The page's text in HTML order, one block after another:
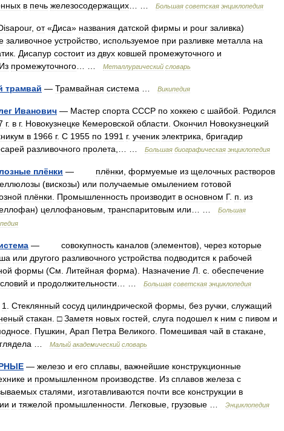
в печь железосодержащих Большая советская энциклопедия
, от«Диса» названия датской фирмы и pour заливка)
заливочное устройство используемое при разливке металла на
Дисапур состоит из двух ковшей промежуточного и
Из промежуточного Металлургический словарь
трамвай — Трамвайная система Википедия
Иванович — Мастер спорта СССР по хоккею с шайбой
Родился
г. в г. Новокузнецке Кемеровской области Окончил Новокузнецкий
в 1966 г. С 1955 по 1991 г. ученик электрика бригадир
разливочного пролета Большая биографическая энциклопедия
плёнки — плёнки формуемые из щелочных растворов
(вискозы) или получаемые омылением готовой
плёнки Промышленность производит в основном Г. п
из
) целлофановым транспаритовым или
Большая
— совокупность каналов (элементов), через которые
или другого разливочного устройства подводится к рабочей
формы (См Литейная форма). Назначение Л с обеспечение
и продолжительности Большая советская энциклопедия
1 Стеклянный сосуд цилиндрической формы без ручки служащий
стакан □ Заметя новых гостей слуга подошел к ним с пивом и
Пушкин Арап Петра Великого Помешивая чай в стакане
глядела Малый академический словарь
— железо и его сплавы важнейшие конструкционные
и промышленном производстве Из сплавов железа с
сталями изготавливаются почти все конструкции в
и тяжелой промышленности Легковые грузовые
Энциклопедия